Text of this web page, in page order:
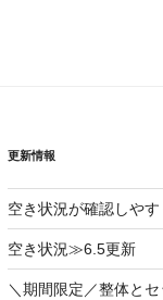
ョ
ン
更新情報
空き状況が確認しや
空き状況≫6.5更新
＼期間限定／整体と